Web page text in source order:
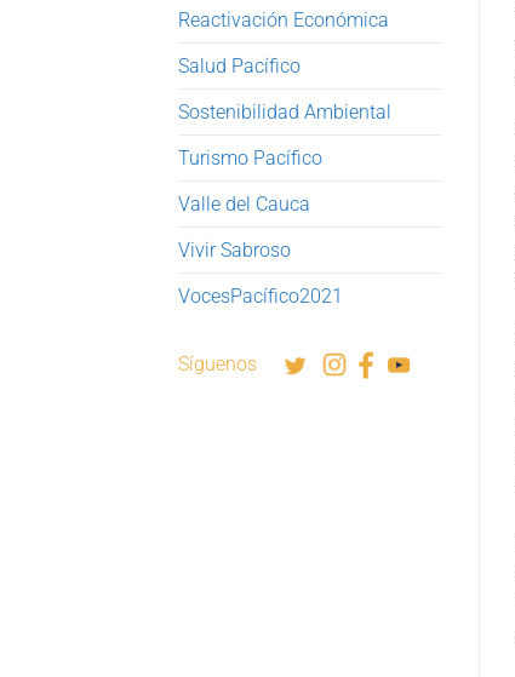
Reactivación Económica
Salud Pacífico
Sostenibilidad Ambiental
Turismo Pacífico
Valle del Cauca
Vivir Sabroso
VocesPacífico2021
Síguenos